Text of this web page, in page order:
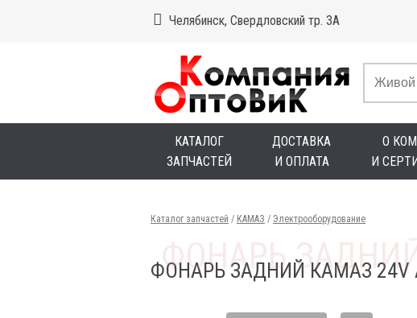
Челябинск, Свердловский тр. 3А
КАТАЛОГ
ЗАПЧАСТЕЙ
ДОСТАВКА
И ОПЛАТА
О
И
Каталог запчастей / КАМАЗ / Электрооборудование
ФОНАРЬ ЗАДНИЙ КАМАЗ 24V